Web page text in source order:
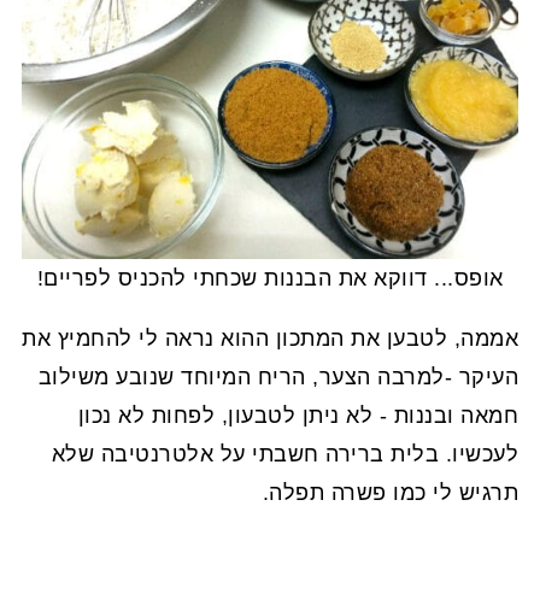
אופס... דווקא את הבננות שכחתי להכניס לפריים!
אממה, לטבען את המתכון ההוא נראה לי להחמיץ את
העיקר -למרבה הצער, הריח המיוחד שנובע משילוב
חמאה ובננות - לא ניתן לטבעון, לפחות לא נכון
לעכשיו. בלית ברירה חשבתי על אלטרנטיבה שלא
תרגיש לי כמו פשרה תפלה.